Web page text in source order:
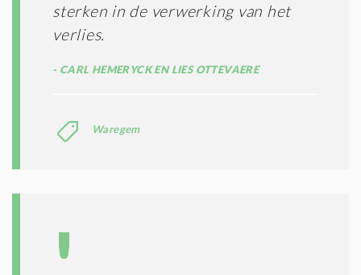
sterken in de verwerking van het
verlies.
CARL HEMERYCK EN LIES OTTEVAERE
Waregem